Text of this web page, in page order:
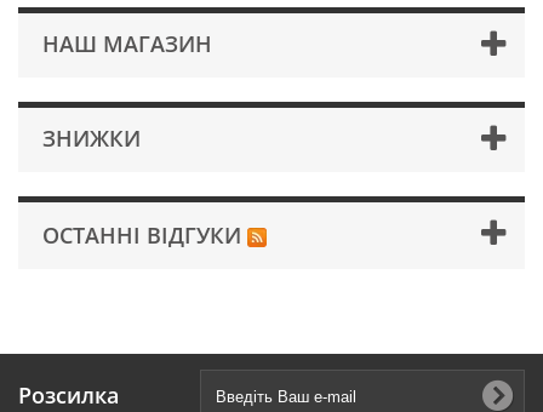
НАШ МАГАЗИН
ЗНИЖКИ
ОСТАННІ ВІДГУКИ
Розсилка